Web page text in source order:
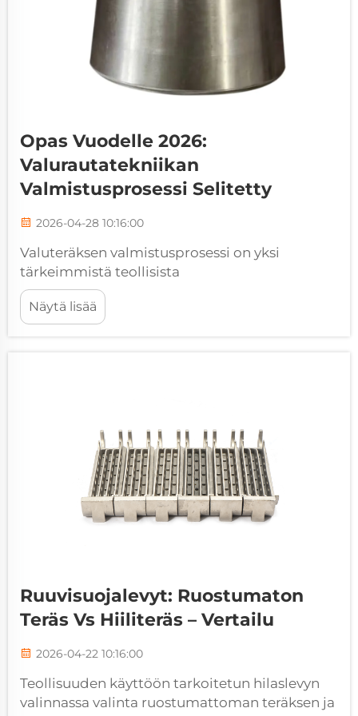
Opas Vuodelle 2026:
Valurautatekniikan
Valmistusprosessi Selitetty
2026-04-28 10:16:00
Valuteräksen valmistusprosessi on yksi
tärkeimmistä teollisista
tuotantomenetelmistä, jossa sulan teräksen
avulla valmistetaan monimutkaisia
komponentteja, jotka muodostavat
Näytä lisää
Ruuvisuojalevyt: Ruostumaton
Teräs Vs Hiiliteräs – Vertailu
2026-04-22 10:16:00
Teollisuuden käyttöön tarkoitetun hilaslevyn
valinnassa valinta ruostumattoman teräksen ja